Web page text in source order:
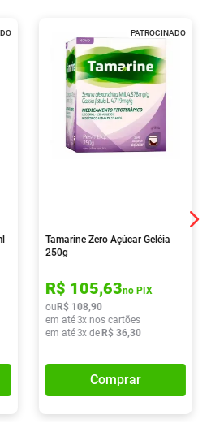
PATROCINADO
Tamarine Zero Açúcar Geléia
250g
R$ 105,63no PIX
ou R$ 108,90
em até3x nos cartões
em até3x de R$ 36,30
Comprar